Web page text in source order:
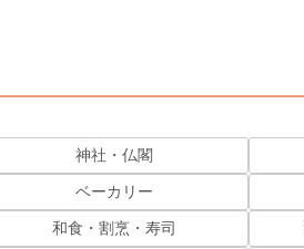
神社・仏閣
ベーカリー
和食・割烹・寿司